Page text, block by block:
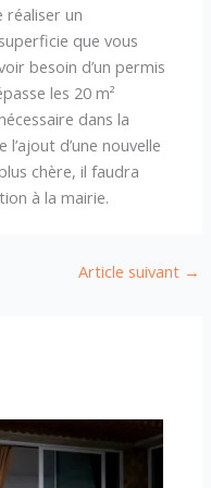
réaliser un
que vous
besoin d’un permis
les 20 m²
dans la
d’une nouvelle
chère, il faudra
à la mairie.
Article suivant →